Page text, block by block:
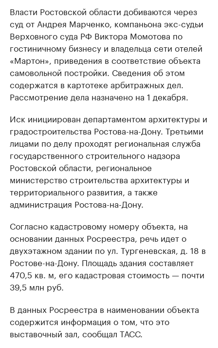
Власти Ростовской области добиваются через
суд от Андрея Марченко, компаньона экс-судьи
Верховного суда РФ Виктора Момотова по
гостиничному бизнесу и владельца сети отелей
«Мартон», приведения в соответствие объекта
самовольной постройки. Сведения об этом
содержатся в картотеке арбитражных дел.
Рассмотрение дела назначено на 1 декабря.
Иск инициирован департаментом архитектуры и
градостроительства Ростова-на-Дону. Третьими
лицами по делу проходят региональная служба
государственного строительного надзора
Ростовской области, региональное
министерство строительства архитектуры и
территориального развития, а также
администрация Ростова-на-Дону.
Согласно кадастровому номеру объекта, на
основании данных Росреестра, речь идет о
двухэтажном здании по ул. Тургеневская, д. 18 в
Ростове-на-Дону. Площадь здания составляет
470,5 кв. м, его кадастровая стоимость — почти
39,5 млн руб.
В данных Росреестра в наименовании объекта
содержится информация о том, что это
выставочный зал, сообщал ТАСС.